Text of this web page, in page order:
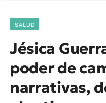
SALUD
Jésica
poder de
narrativas,